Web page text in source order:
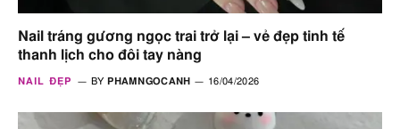
Nail tráng gương ngọc trai trở lại – vẻ đẹp tinh tế
thanh lịch cho đôi tay nàng
NAIL ĐẸP BY PHAMNGOCANH 16/04/2026